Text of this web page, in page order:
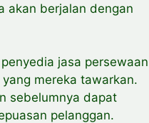
akan berjalan dengan
jasa persewaan
mereka tawarkan.
sebelumnya dapat
pelanggan.